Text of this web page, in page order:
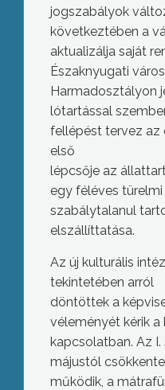
jogszabályok
következtében a
aktualizálja saját
Északnyugati
Harmadosztályon
lótartással
fellépést tervez az
első
lépcsője az
egy féléves
szabálytalanul
elszállíttatása.
Az új kulturális
tekintetében arról
döntöttek a
véleményét kérik
kapcsolatban. Az
májustól
működik, a